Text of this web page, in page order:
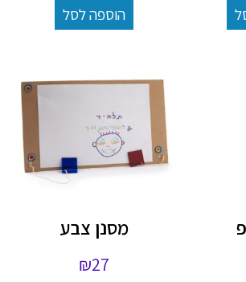
הוספה לסל
מסנן צבע
₪27